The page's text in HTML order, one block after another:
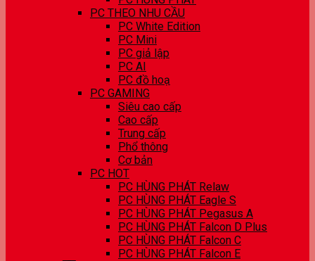
PC THEO NHU CẦU
PC White Edition
PC Mini
PC giả lập
PC AI
PC đồ hoạ
PC GAMING
Siêu cao cấp
Cao cấp
Trung cấp
Phổ thông
Cơ bản
PC HOT
PC HÙNG PHÁT Relaw
PC HÙNG PHÁT Eagle S
PC HÙNG PHÁT Pegasus A
PC HÙNG PHÁT Falcon D Plus
PC HÙNG PHÁT Falcon C
PC HÙNG PHÁT Falcon E